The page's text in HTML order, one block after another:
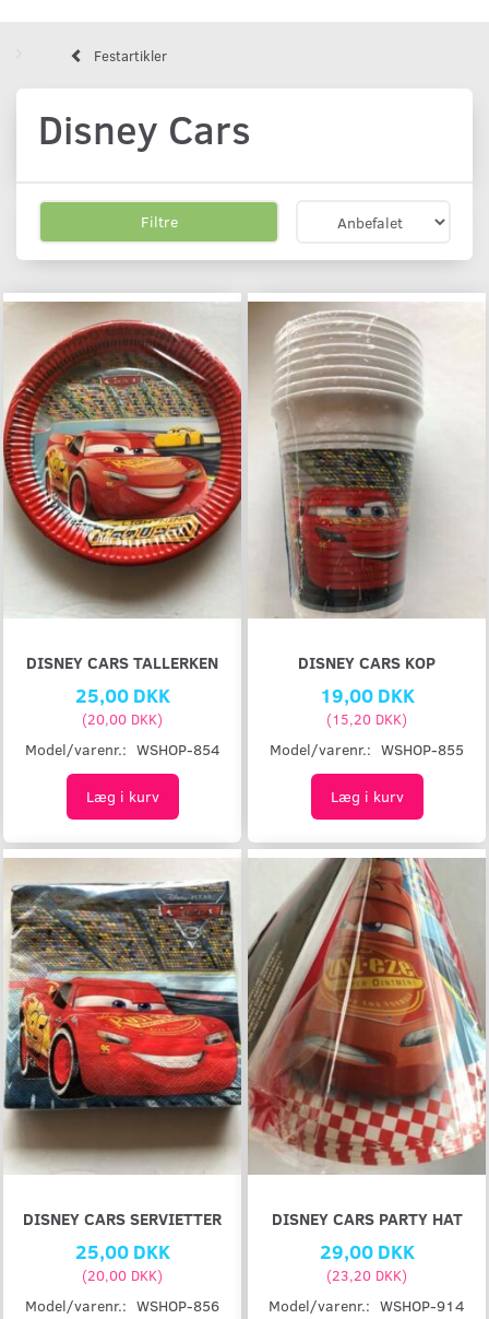
Festartikler
Disney Cars
Filtre
DISNEY CARS TALLERKEN
25,00 DKK
(20,00 DKK)
Model/varenr.: WSHOP-854
Læg i kurv
DISNEY CARS KOP
19,00 DKK
(15,20 DKK)
Model/varenr.: WSHOP-855
Læg i kurv
DISNEY CARS SERVIETTER
25,00 DKK
(20,00 DKK)
Model/varenr.: WSHOP-856
DISNEY CARS PARTY HAT
29,00 DKK
(23,20 DKK)
Model/varenr.: WSHOP-914